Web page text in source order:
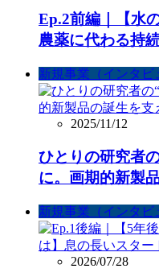
Ep.2前編｜【水
農薬に代わる持
新規事業（インタビ
2025/11/12
ひとりの研究者
に。画期的新製
新規事業（インタビ
2026/07/28